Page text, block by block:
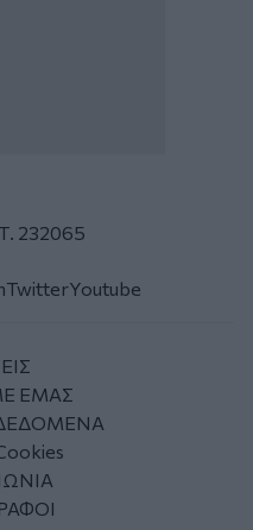
232065
TwitterYoutube
ΕΜΑΣ